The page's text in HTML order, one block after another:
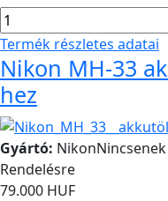
Termék részletes adatai
Nikon MH-33
hez
Gyártó: Nikon
Rendelésre
79.000 HUF